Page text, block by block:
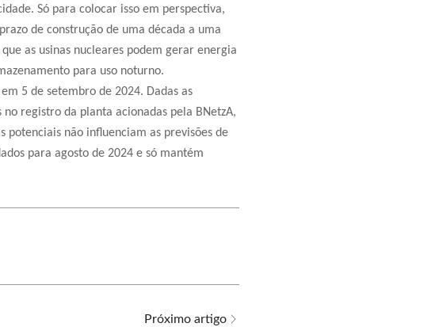
Só para colocar isso em perspectiva,
de construção de uma década a uma
as usinas nucleares podem gerar energia
para uso noturno.
5 de setembro de 2024. Dadas as
registro da planta acionadas pela BNetzA,
potenciais não influenciam as previsões de
para agosto de 2024 e só mantém
Próximo artigo